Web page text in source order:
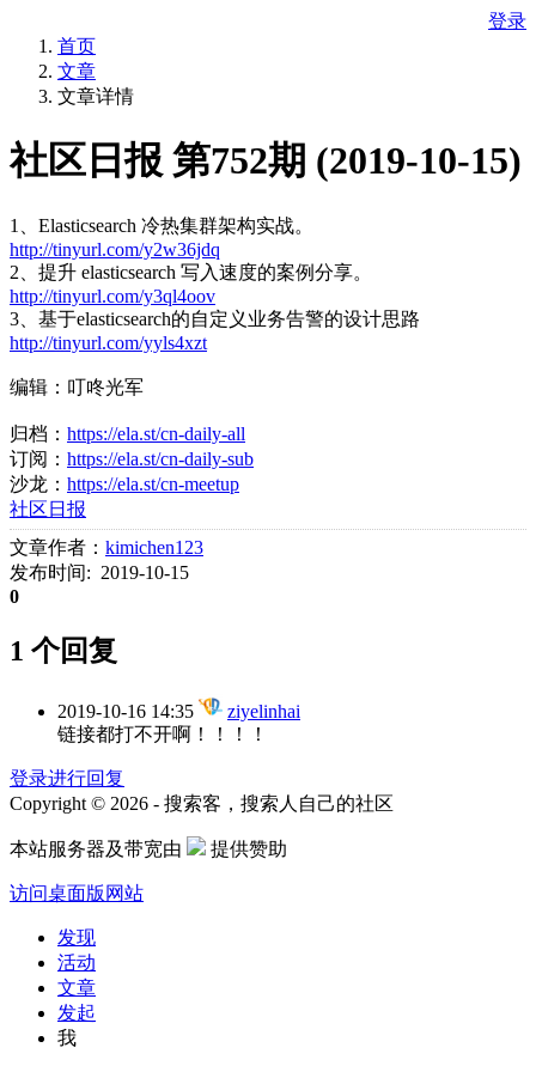
登录
首页
文章
文章详情
社区日报 第752期 (2019-10-15)
1、Elasticsearch 冷热集群架构实战。
http://tinyurl.com/y2w36jdq
2、提升 elasticsearch 写入速度的案例分享。
http://tinyurl.com/y3ql4oov
3、基于elasticsearch的自定义业务告警的设计思路
http://tinyurl.com/yyls4xzt
编辑：叮咚光军
归档： https://ela.st/cn-daily-all
订阅： https://ela.st/cn-daily-sub
沙龙： https://ela.st/cn-meetup
社区日报
文章作者： kimichen123
发布时间: 2019-10-15
0
1 个回复
2019-10-16 14:35
ziyelinhai
链接都打不开啊！！！！
登录进行回复
Copyright © 2026 - 搜索客，搜索人自己的社区
本站服务器及带宽由 提供赞助
访问桌面版网站
发现
活动
文章
发起
我